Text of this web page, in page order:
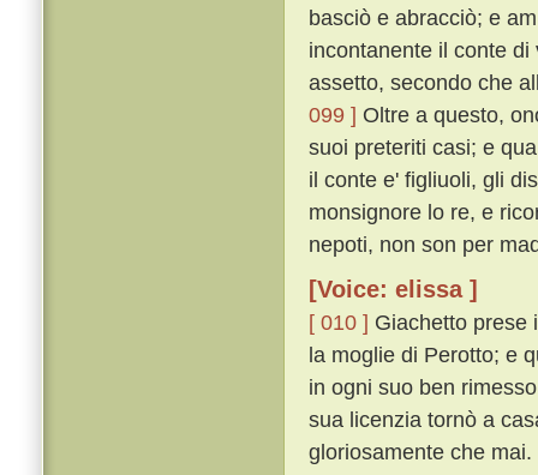
basciò e abracciò; e
incontanente il conte
assetto, secondo che
099 ] Oltre a questo,
suoi preteriti casi; e
il conte e' figliuoli, gli
monsignore lo re, e
nepoti, non son per
[Voice: elissa ]
[ 010 ] Giachetto prese
la moglie di Perotto; e
in ogni suo ben
sua licenzia tornò a
gloriosamente che mai.